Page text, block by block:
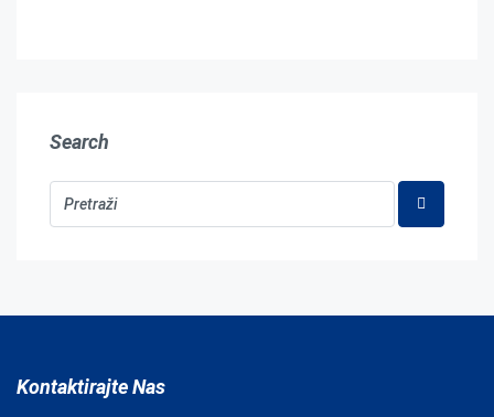
Search
Kontaktirajte Nas